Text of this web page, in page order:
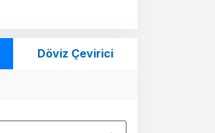
Döviz Çevirici